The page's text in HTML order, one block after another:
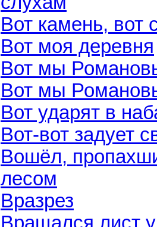
Вот камень, вот
Вот моя деревня
Вот мы
Вот мы
Вот ударят в
Вот-вот задует
Вошёл,
лесом
Вразрез